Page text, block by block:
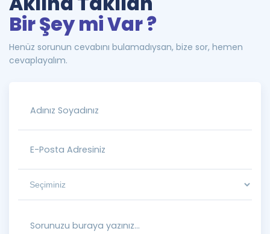
Bir Şey mi Var ?
Henüz sorunun cevabını bulamadıysan, bize sor, hemen
cevaplayalım.